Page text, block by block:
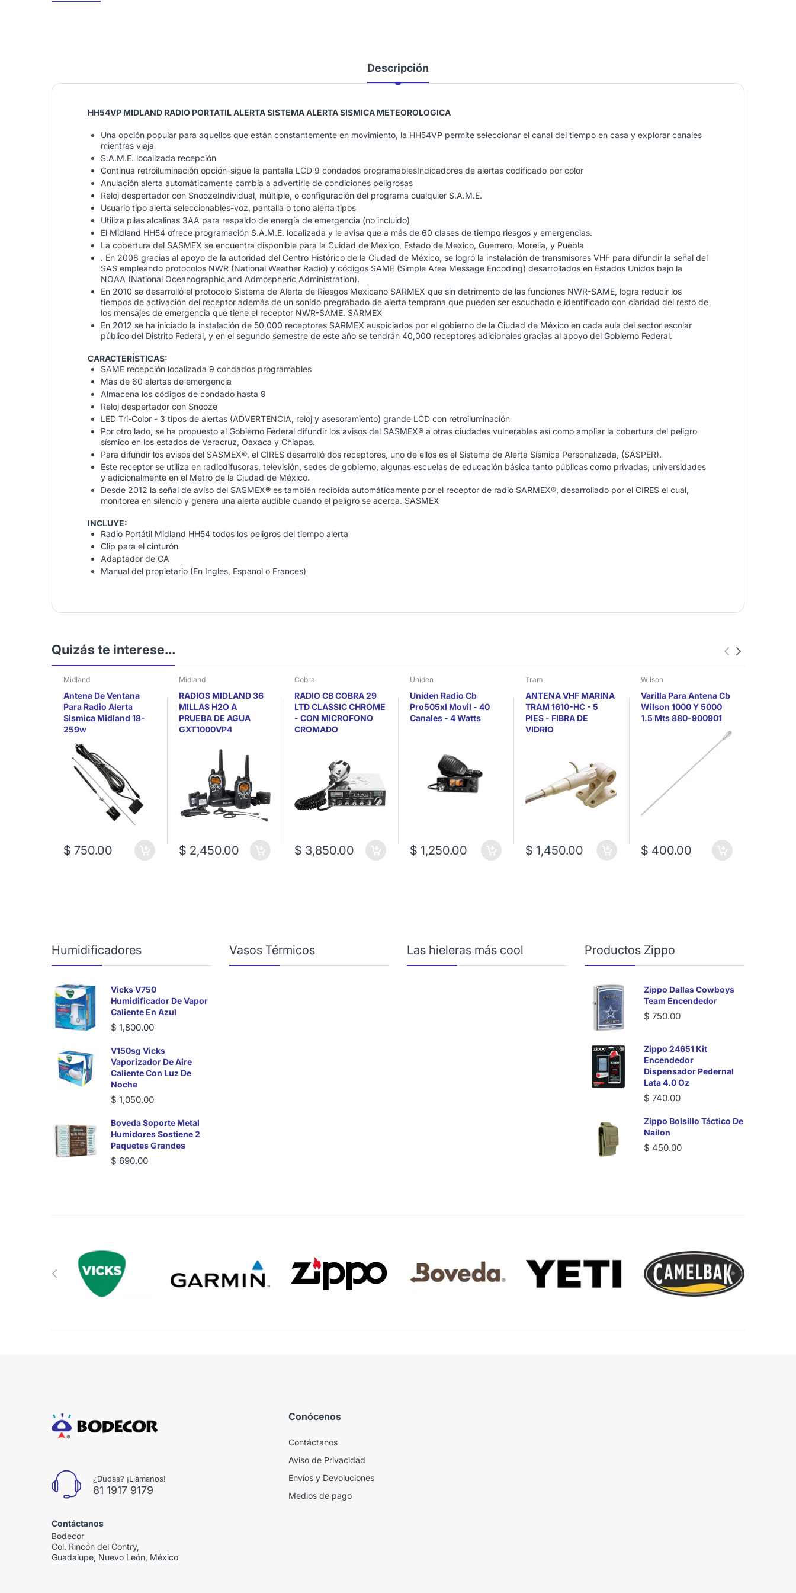
Descripción
HH54VP MIDLAND RADIO PORTATIL ALERTA SISTEMA ALERTA SISMICA METEOROLOGICA
Una opción popular para aquellos que están constantemente en movimiento, la HH54VP permite seleccionar el canal del tiempo en casa y explorar canales
mientras viaja
S.A.M.E. localizada recepción
Continua retroiluminación opción-sigue la pantalla LCD 9 condados programablesIndicadores de alertas codificado por color
Anulación alerta automáticamente cambia a advertirle de condiciones peligrosas
Reloj despertador con SnoozeIndividual, múltiple, o configuración del programa cualquier S.A.M.E.
Usuario tipo alerta seleccionables-voz, pantalla o tono alerta tipos
Utiliza pilas alcalinas 3AA para respaldo de energía de emergencia (no incluido)
El Midland HH54 ofrece programación S.A.M.E. localizada y le avisa que a más de 60 clases de tiempo riesgos y emergencias.
La cobertura del SASMEX se encuentra disponible para la Cuidad de Mexico, Estado de Mexico, Guerrero, Morelia, y Puebla
. En 2008 gracias al apoyo de la autoridad del Centro Histórico de la Ciudad de México, se logró la instalación de transmisores VHF para difundir la señal del
SAS empleando protocolos NWR (National Weather Radio) y códigos SAME (Simple Area Message Encoding) desarrollados en Estados Unidos bajo la
NOAA (National Oceanographic and Admospheric Administration).
En 2010 se desarrolló el protocolo Sistema de Alerta de Riesgos Mexicano SARMEX que sin detrimento de las funciones NWR-SAME, logra reducir los
tiempos de activación del receptor además de un sonido pregrabado de alerta temprana que pueden ser escuchado e identificado con claridad del resto de
los mensajes de emergencia que tiene el receptor NWR-SAME. SARMEX
En 2012 se ha iniciado la instalación de 50,000 receptores SARMEX auspiciados por el gobierno de la Ciudad de México en cada aula del sector escolar
público del Distrito Federal, y en el segundo semestre de este año se tendrán 40,000 receptores adicionales gracias al apoyo del Gobierno Federal.
CARACTERÍSTICAS:
SAME recepción localizada 9 condados programables
Más de 60 alertas de emergencia
Almacena los códigos de condado hasta 9
Reloj despertador con Snooze
LED Tri-Color - 3 tipos de alertas (ADVERTENCIA, reloj y asesoramiento) grande LCD con retroiluminación
Por otro lado, se ha propuesto al Gobierno Federal difundir los avisos del SASMEX® a otras ciudades vulnerables así como ampliar la cobertura del peligro
sísmico en los estados de Veracruz, Oaxaca y Chiapas.
Para difundir los avisos del SASMEX®, el CIRES desarrolló dos receptores, uno de ellos es el Sistema de Alerta Sísmica Personalizada, (SASPER).
Este receptor se utiliza en radiodifusoras, televisión, sedes de gobierno, algunas escuelas de educación básica tanto públicas como privadas, universidades
y adicionalmente en el Metro de la Ciudad de México.
Desde 2012 la señal de aviso del SASMEX® es también recibida automáticamente por el receptor de radio SARMEX®, desarrollado por el CIRES el cual,
monitorea en silencio y genera una alerta audible cuando el peligro se acerca. SASMEX
INCLUYE:
Radio Portátil Midland HH54 todos los peligros del tiempo alerta
Clip para el cinturón
Adaptador de CA
Manual del propietario (En Ingles, Espanol o Frances)
Quizás te interese...
Midland
Antena De Ventana
Para Radio Alerta
Sismica Midland 18-
259w
$ 750.00
Midland
RADIOS MIDLAND 36
MILLAS H2O A
PRUEBA DE AGUA
GXT1000VP4
$ 2,450.00
Cobra
RADIO CB COBRA 29
LTD CLASSIC CHROME
- CON MICROFONO
CROMADO
$ 3,850.00
Uniden
Uniden Radio Cb
Pro505xl Movil - 40
Canales - 4 Watts
$ 1,250.00
Tram
ANTENA VHF MARINA
TRAM 1610-HC - 5
PIES - FIBRA DE
VIDRIO
$ 1,450.00
Wilson
Varilla Para Antena Cb
Wilson 1000 Y 5000
1.5 Mts 880-900901
$ 400.00
Humidificadores
Vicks V750
Humidificador De Vapor
Caliente En Azul
$ 1,800.00
V150sg Vicks
Vaporizador De Aire
Caliente Con Luz De
Noche
$ 1,050.00
Boveda Soporte Metal
Humidores Sostiene 2
Paquetes Grandes
$ 690.00
Vasos Térmicos Las hieleras más cool Productos Zippo
Zippo Dallas Cowboys
Team Encendedor
$ 750.00
Zippo 24651 Kit
Encendedor
Dispensador Pedernal
Lata 4.0 Oz
$ 740.00
Zippo Bolsillo Táctico De
Nailon
$ 450.00
¿Dudas? ¡Llámanos!
81 1917 9179
Contáctanos
Bodecor
Col. Rincón del Contry,
Guadalupe, Nuevo León, México
Conócenos
Contáctanos
Aviso de Privacidad
Envíos y Devoluciones
Medios de pago